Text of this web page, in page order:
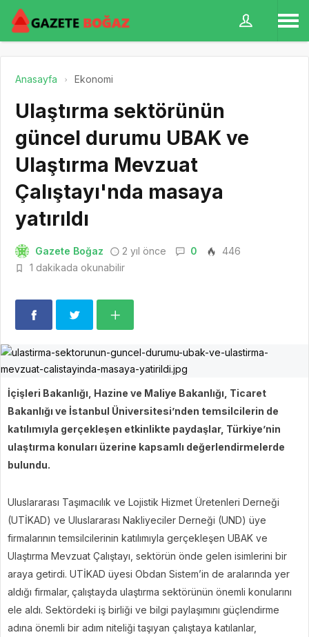
Anasayfa Ekonomi
Ulaştırma sektörünün
güncel durumu UBAK ve
Ulaştırma Mevzuat
Çalıştayı'nda masaya
yatırıldı
Gazete Boğaz 2 yıl önce 0
446
1 dakikada okunabilir
İçişleri Bakanlığı, Hazine ve Maliye Bakanlığı, Ticaret
Bakanlığı ve İstanbul Üniversitesi’nden temsilcilerin de
katılımıyla gerçekleşen etkinlikte paydaşlar, Türkiye’nin
ulaştırma konuları üzerine kapsamlı değerlendirmelerde
bulundu.
Uluslararası Taşımacılık ve Lojistik Hizmet Üretenleri Derneği
(UTİKAD) ve Uluslararası Nakliyeciler Derneği (UND) üye
firmalarının temsilcilerinin katılımıyla gerçekleşen UBAK ve
Ulaştırma Mevzuat Çalıştayı, sektörün önde gelen isimlerini bir
araya getirdi. UTİKAD üyesi Obdan Sistem’in de aralarında yer
aldığı firmalar, çalıştayda ulaştırma sektörünün önemli konularını
ele aldı. Sektördeki iş birliği ve bilgi paylaşımını güçlendirme
adına önemli bir adım niteliği taşıyan çalıştaya katılanlar,